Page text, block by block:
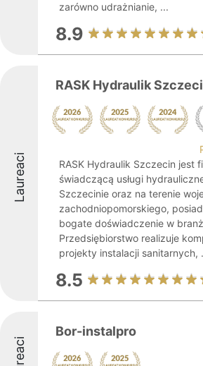
zarówno udrażnianie, ...
8.9
Laureaci
RASK Hydraulik
RASK Hydraulik Szczecin jest
świadczącą usługi
Szczecinie oraz na terenie
zachodniopomorskiego,
bogate doświadczenie w
Przedsiębiorstwo realizuje
projekty instalacji sanitarnych,
8.5
Bor-instalpro